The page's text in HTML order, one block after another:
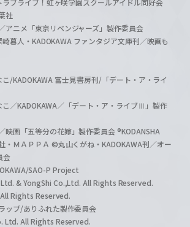
社
アニメ「東京リベンジャーズ」製作委員会
暮人・KADOKAWA ファンタジア文庫刊／映画も
/KADOKAWA 富士見書房刊/「デート・ア・ライ
／KADOKAWA／「デート・ア・ライブⅢ」製作
画「五等分の花嫁」製作委員会 ®KODANSHA
・ＭＡＰＰＡ ©丸山くがね・KADOKAWA刊／オー
会
SAO-P Project
& YongShi Co.,Ltd. All Rights Reserved.
Rights Reserved.
ップ/ありふれた製作委員会
Ltd. All Rights Reserved.